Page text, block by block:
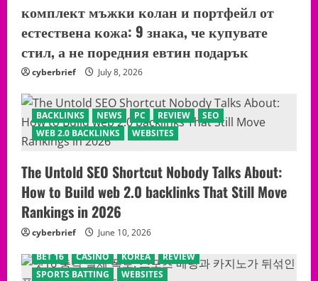
комплект мъжки колан и портфейл от
естествена кожа: 9 знака, че купувате
стил, а не поредния евтин подарък
cyberbrief July 8, 2026
BACKLINKS NEWS PC REVIEW
SEO
WEB 2.0 BACKLINKS
WEBSITES
The Untold SEO Shortcut Nobody Talks About:
How to Build web 2.0 backlinks That Still Move
Rankings in 2026
cyberbrief
June 10, 2026
BET 16
CASINO KOREA
REVIEW
SPORTS BATTING
WEBSITES